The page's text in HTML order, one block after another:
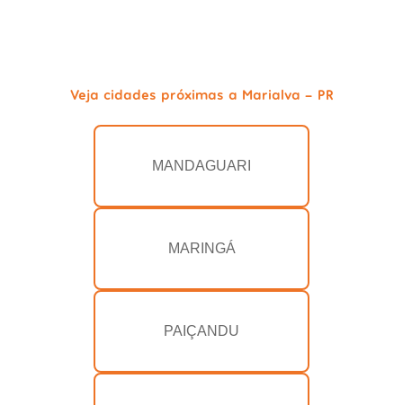
Veja cidades próximas a Marialva - PR
MANDAGUARI
MARINGÁ
PAIÇANDU